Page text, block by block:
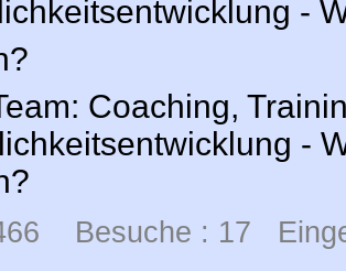
-
Coaching,
-
Besuche : 17